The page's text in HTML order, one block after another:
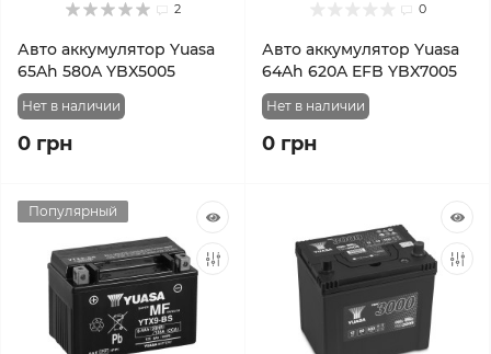
2
Авто аккумулятор Yuasa
65Ah 580A YBX5005
Нет в наличии
0 грн
0
Авто аккумулятор Yuasa
64Ah 620A EFB YBX7005
Нет в наличии
0 грн
Популярный